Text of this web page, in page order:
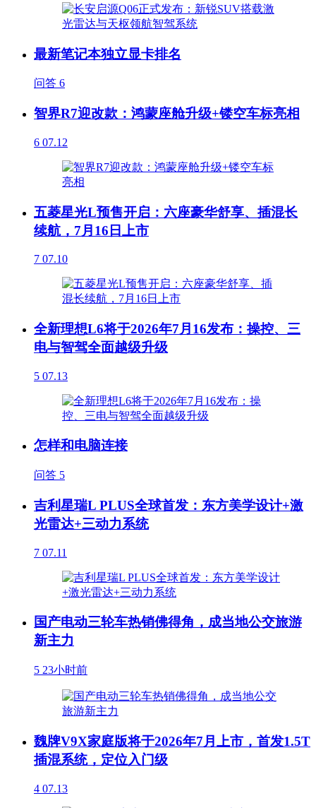
最新笔记本独立显卡排名
问答 6
智界R7迎改款：鸿蒙座舱升级+镂空车标亮相
6 07.12
五菱星光L预售开启：六座豪华舒享、插混长
续航，7月16日上市
7 07.10
全新理想L6将于2026年7月16发布：操控、三
电与智驾全面越级升级
5 07.13
怎样和电脑连接
问答 5
吉利星瑞L PLUS全球首发：东方美学设计+激
光雷达+三动力系统
7 07.11
国产电动三轮车热销佛得角，成当地公交旅游
新主力
5 23小时前
魏牌V9X家庭版将于2026年7月上市，首发1.5T
插混系统，定位入门级
4 07.13